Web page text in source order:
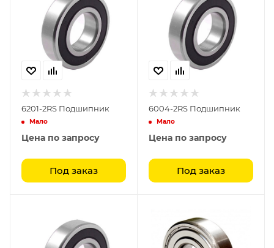
6201-2RS Подшипник
Мало
Цена по запросу
Под заказ
6004-2RS Подшипник
Мало
Цена по запросу
Под заказ